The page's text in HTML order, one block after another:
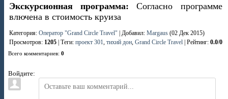
Экскурсионная программа: Согласно программе
влючена в стоимость круиза
Категория: Оператор "Grand Circle Travel" Добавил: Margaus (02 Дек 2015)
Просмотров: 1205 Теги: проект 301, тихий дон, Grand Circle Travel Рейтинг: 0.0/0
Всего комментариев: 0
Войдите: